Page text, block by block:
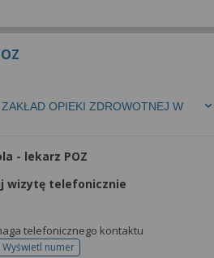
OPIEKI ZDROWOTNEJ W
- lekarz POZ
wizytę telefonicznie
telefonicznego kontaktu
Wyświetl numertelefonu do rejestracji